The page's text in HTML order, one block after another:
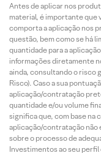
Antes de aplicar nos
material, é importante que
comporta a aplicação nos
questão, bem como se há
quantidade para a
informações diretamente
ainda, consultando o risco
Risco). Caso a sua
aplicação/contratação
quantidade e/ou volume
significa que, com base na
aplicação/contratação não
sobre o processo de
Investimentos ao seu